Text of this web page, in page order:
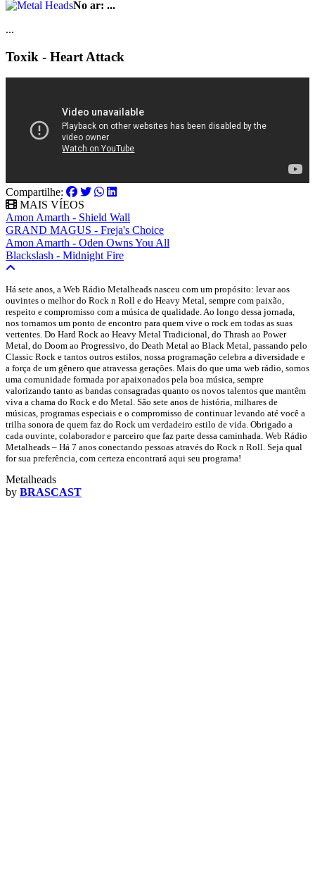
No ar: ...
...
Toxik - Heart Attack
Compartilhe:
MAIS VÍEOS
Amon Amarth - Shield Wall
GRAND MAGUS - Freja's Choice
Amon Amarth - Oden Owns You All
Blackslash - Midnight Fire
Há sete anos, a Web Rádio Metalheads nasceu com um propósito: levar aos
ouvintes o melhor do Rock n Roll e do Heavy Metal, sempre com paixão,
respeito e compromisso com a música de qualidade. Ao longo dessa jornada,
nos tornamos um ponto de encontro para quem vive o rock em todas as suas
vertentes. Do Hard Rock ao Heavy Metal Tradicional, do Thrash ao Power
Metal, do Doom ao Progressivo, do Death Metal ao Black Metal, passando pelo
Classic Rock e tantos outros estilos, nossa programação celebra a diversidade e
a força de um gênero que atravessa gerações. Mais do que uma web rádio, somos
uma comunidade formada por apaixonados pela boa música, sempre
valorizando tanto as bandas consagradas quanto os novos talentos que mantêm
viva a chama do Rock e do Metal. São sete anos de história, milhares de
músicas, programas especiais e o compromisso de continuar levando até você a
trilha sonora de quem faz do Rock um verdadeiro estilo de vida. Obrigado a
cada ouvinte, colaborador e parceiro que faz parte dessa caminhada. Web Rádio
Metalheads – Há 7 anos conectando pessoas através do Rock n Roll. Seja qual
for sua preferência, com certeza encontrará aqui seu programa!
Metalheads
by BRASCAST